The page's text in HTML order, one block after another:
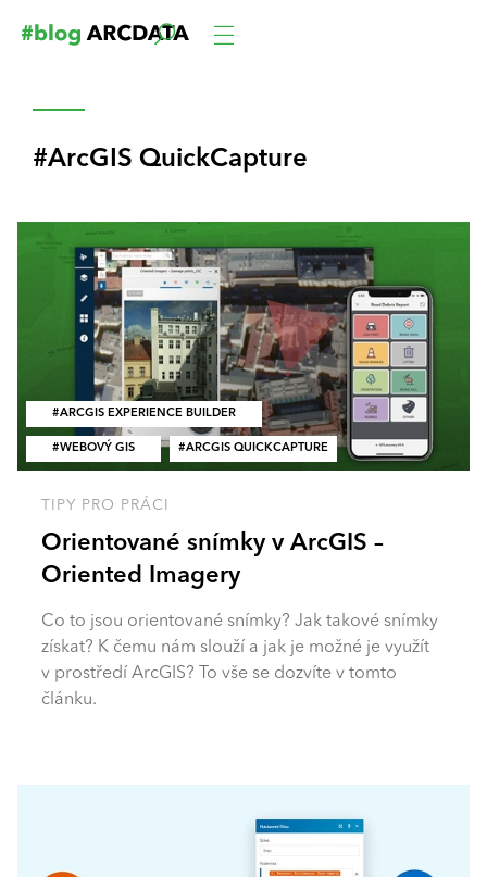
ArcGIS QuickCapture
WEBOVÝ GIS ARCGIS QUICKCAPTURE
ARCGIS EXPERIENCE BUILDER
TIPY PRO PRÁCI
Orientované snímky v ArcGIS –
Oriented Imagery
Co to jsou orientované snímky? Jak takové snímky
získat? K čemu nám slouží a jak je možné je využít
v prostředí ArcGIS? To vše se dozvíte v tomto
článku.